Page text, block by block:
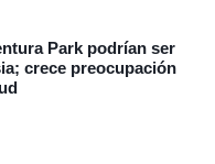
Park podrían ser
crece preocupación